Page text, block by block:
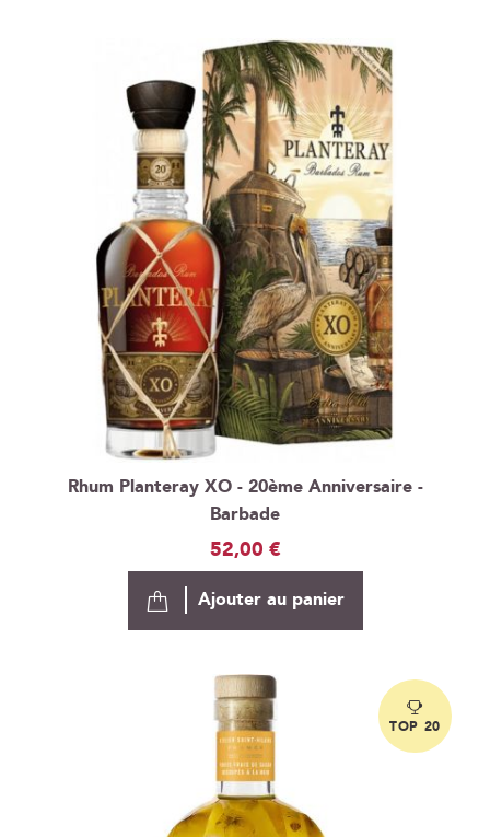
Rhum Planteray XO - 20ème Anniversaire -
Barbade
52,00 €
Ajouter au panier
TOP 20